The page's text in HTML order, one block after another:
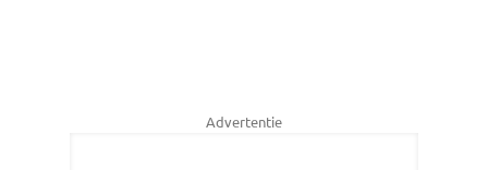
Advertentie